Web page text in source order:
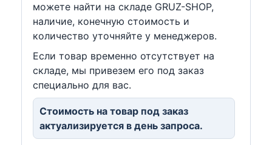
можете найти на складе GRUZ-SHOP,
наличие, конечную стоимость и
количество уточняйте у менеджеров.
Если товар временно отсутствует на
складе, мы привезем его под заказ
специально для вас.
Стоимость на товар под заказ
актуализируется в день запроса.